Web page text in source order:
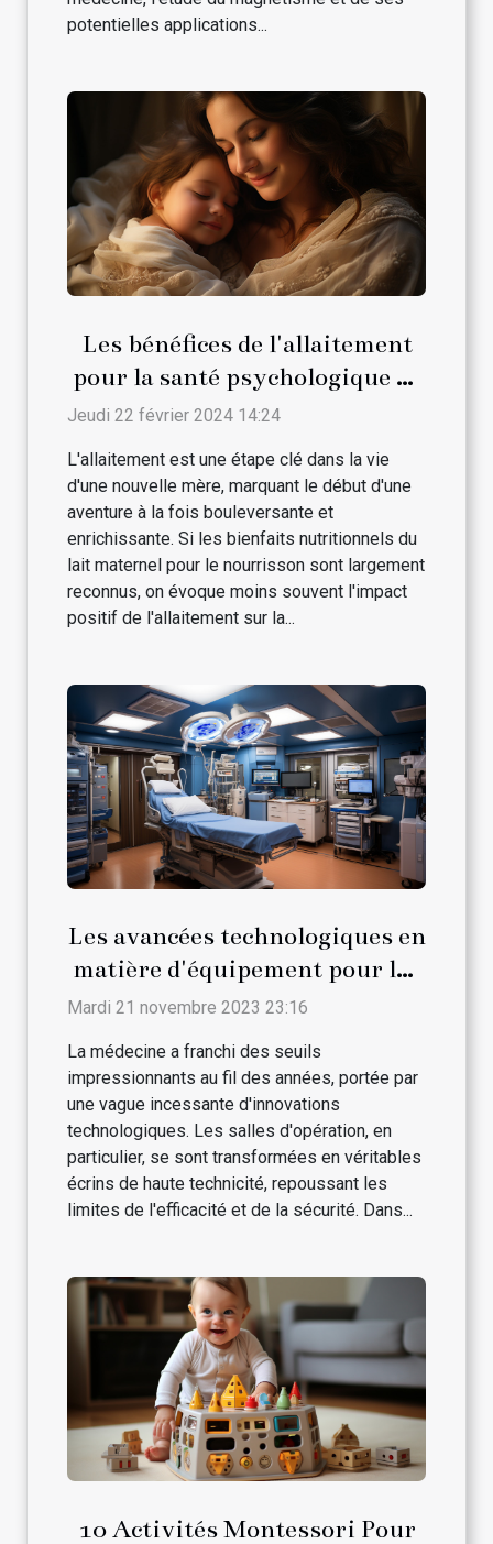
potentielles applications...
Les bénéfices de l'allaitement
pour la santé psychologique de
la maman
Jeudi 22 février 2024 14:24
L'allaitement est une étape clé dans la vie
d'une nouvelle mère, marquant le début d'une
aventure à la fois bouleversante et
enrichissante. Si les bienfaits nutritionnels du
lait maternel pour le nourrisson sont largement
reconnus, on évoque moins souvent l'impact
positif de l'allaitement sur la...
Les avancées technologiques en
matière d'équipement pour les
salles d'opération
Mardi 21 novembre 2023 23:16
La médecine a franchi des seuils
impressionnants au fil des années, portée par
une vague incessante d'innovations
technologiques. Les salles d'opération, en
particulier, se sont transformées en véritables
écrins de haute technicité, repoussant les
limites de l'efficacité et de la sécurité. Dans...
10 Activités Montessori Pour